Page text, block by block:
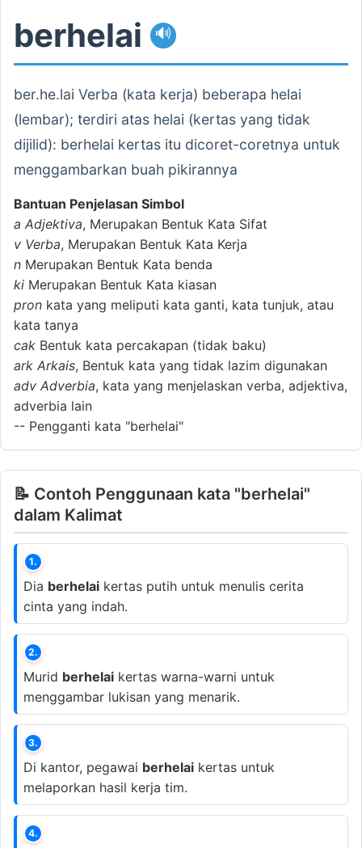
berhelai 🔊
ber.he.lai Verba (kata kerja) beberapa helai
(lembar); terdiri atas helai (kertas yang tidak
dijilid): berhelai kertas itu dicoret-coretnya untuk
menggambarkan buah pikirannya
Bantuan Penjelasan Simbol
a Adjektiva, Merupakan Bentuk Kata Sifat
v Verba, Merupakan Bentuk Kata Kerja
n Merupakan Bentuk Kata benda
ki Merupakan Bentuk Kata kiasan
pron kata yang meliputi kata ganti, kata tunjuk, atau
kata tanya
cak Bentuk kata percakapan (tidak baku)
ark Arkais, Bentuk kata yang tidak lazim digunakan
adv Adverbia, kata yang menjelaskan verba, adjektiva,
adverbia lain
-- Pengganti kata "berhelai"
📝 Contoh Penggunaan kata "berhelai"
dalam Kalimat
1.
Dia berhelai kertas putih untuk menulis cerita
cinta yang indah.
2.
Murid berhelai kertas warna-warni untuk
menggambar lukisan yang menarik.
3.
Di kantor, pegawai berhelai kertas untuk
melaporkan hasil kerja tim.
4.